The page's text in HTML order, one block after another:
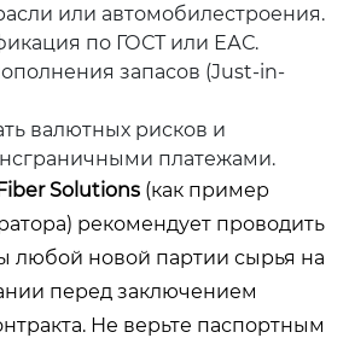
или автомобилестроения.
по ГОСТ или ЕАС.
запасов (Just-in-
валютных рисков и
платежами.
Solutions (как пример
рекомендует проводить
любой новой партии сырья на
перед заключением
Не верьте паспортным